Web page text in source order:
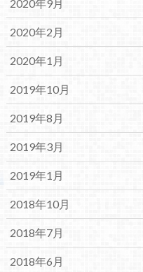
2020年9月
2020年2月
2020年1月
2019年10月
2019年8月
2019年3月
2019年1月
2018年10月
2018年7月
2018年6月